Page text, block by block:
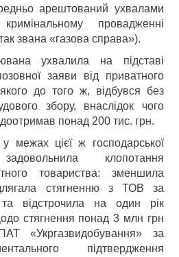
арештований ухвалами
провадженні
звана «газова справа»).
ухвалила на підставі
заяви від приватного
до того ж, відбувся без
збору, внаслідок чого
понад 200 тис. грн.
межах цієї ж господарської
клопотання
товариства: зменшила
стягненню з ТОВ за
відстрочила на один рік
стягнення понад 3 млн грн
«Укргазвидобування» за
підтвердження